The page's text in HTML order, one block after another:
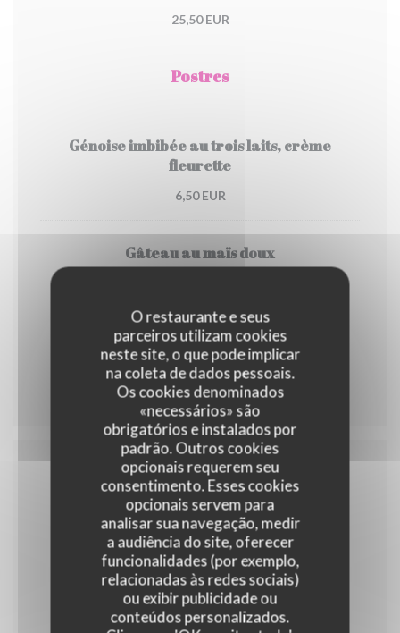
O restaurante e seus
parceiros utilizam cookies
neste site, o que pode implicar
na coleta de dados pessoais.
Os cookies denominados
«necessários» são
obrigatórios e instalados por
padrão. Outros cookies
opcionais requerem seu
consentimento. Esses cookies
opcionais servem para
analisar sua navegação, medir
a audiência do site, oferecer
funcionalidades (por exemplo,
relacionadas às redes sociais)
ou exibir publicidade ou
conteúdos personalizados.
25,50 EUR
Postres
Génoise imbibée au trois laits, crème
fleurette
6,50 EUR
Gâteau au maïs doux
Flan noix de coco
6,50 EUR
Boissons
Boissons fraîches sans alcool